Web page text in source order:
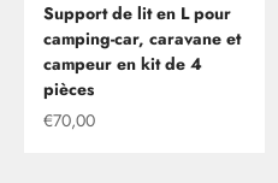
Support de lit en L pour
camping-car, caravane et
campeur en kit de 4
pièces
Offre
€70,00